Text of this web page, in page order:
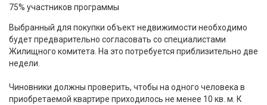
75% участников программы
Выбранный для покупки объект недвижимости необходимо
будет предварительно согласовать со специалистами
Жилищного комитета. На это потребуется приблизительно две
недели.
Чиновники должны проверить, чтобы на одного человека в
приобретаемой квартире приходилось не менее 10 кв. м. К